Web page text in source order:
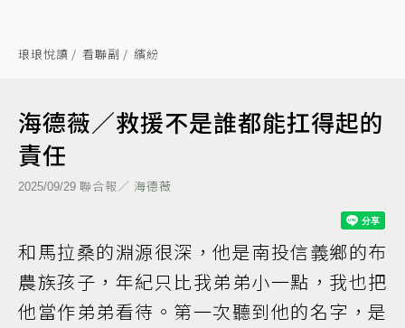
琅琅悅讀 看聯副 繽紛
海德薇／救援不是誰都能扛得起的
責任
2025/09/29 聯合報／ 海德薇
和馬拉桑的淵源很深，他是南投信義鄉的布
農族孩子，年紀只比我弟弟小一點，我也把
他當作弟弟看待。第一次聽到他的名字，是